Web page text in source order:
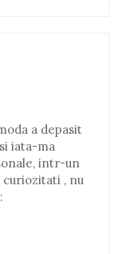
a depasit
iata-ma
intr-un
curiozitati , nu